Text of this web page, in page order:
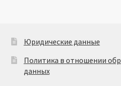
Юридические данные
Политика в отношении
данных